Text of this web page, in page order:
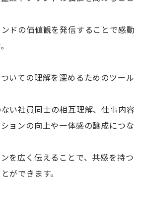
ドの価値観を発信することで感動
いての理解を深めるためのツール
い社員同士の相互理解、仕事内容
ョンの向上や一体感の醸成につな
を広く伝えることで、共感を持つ
ができます。